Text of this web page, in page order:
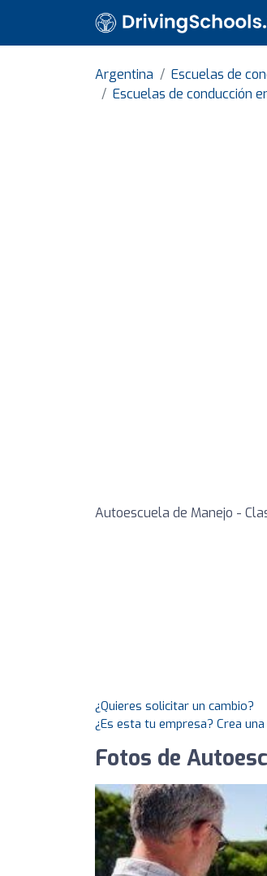
Argentina Escuelas de
Escuelas de conducción
Autoescuela de Manejo -
¿Quieres solicitar un cambio?
¿Es esta tu empresa? Crea
Fotos de